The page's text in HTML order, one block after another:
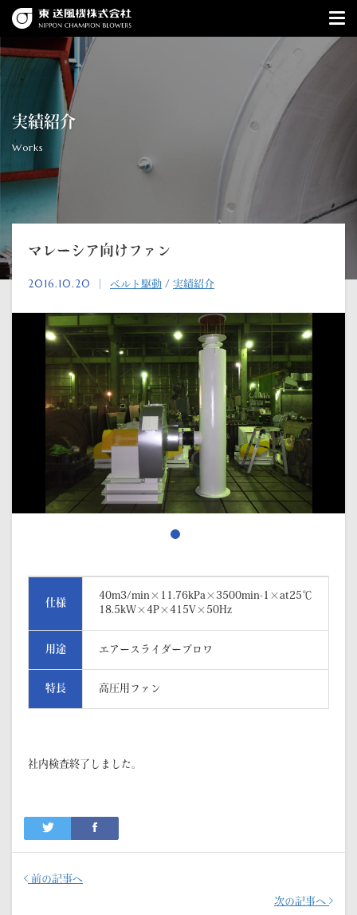
実績紹介
Works
マレーシア向けファン
2016.10.20 ｜ べルト駆動 / 実績紹介
仕様
40m3/min×11.76kPa×3500min-1×at25℃
18.5kW×4P×415V×50Hz
用途 エアースライダーブロワ
特長 高圧用ファン
社内検査終了しました。
前の記事へ
次の記事へ